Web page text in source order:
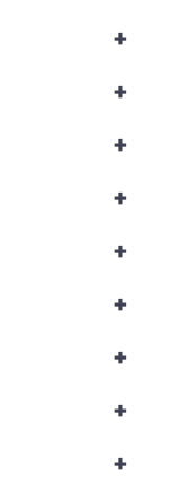
+
+
+
+
+
+
+
+
+